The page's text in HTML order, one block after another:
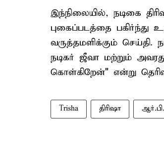
இந்நிலையில், நடிகை
புகைப்படத்தை பகிர்ந்து
வருத்தமளிக்கும் செய்தி.
நடிகர் ஜீவா மற்றும்
கொள்கிறேன்" என்று
Trisha திரிஷா ஆர்.பி.